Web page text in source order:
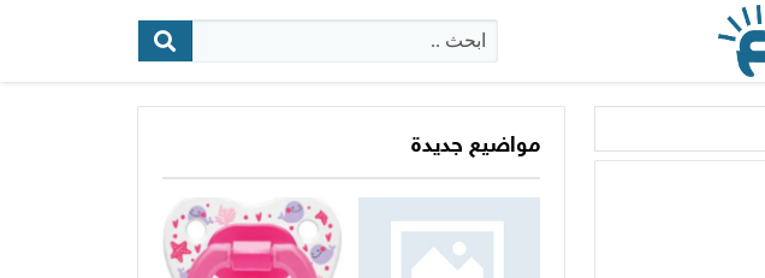
البحث:
مواضيع جديدة